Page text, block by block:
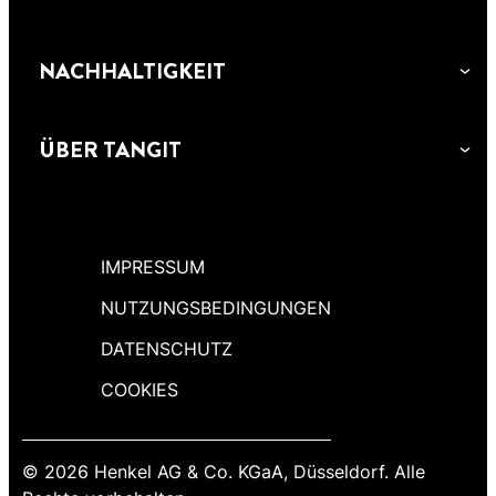
NACHHALTIGKEIT
ÜBER TANGIT
IMPRESSUM
NUTZUNGSBEDINGUNGEN
DATENSCHUTZ
COOKIES
© 2026 Henkel AG & Co. KGaA, Düsseldorf. Alle